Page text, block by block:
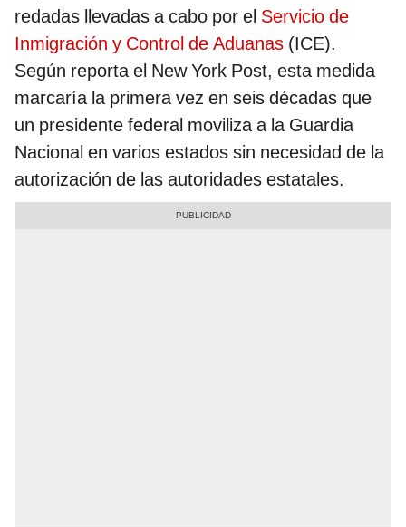
redadas llevadas a cabo por el Servicio de
Inmigración y Control de Aduanas (ICE).
Según reporta el New York Post, esta medida
marcaría la primera vez en seis décadas que
un presidente federal moviliza a la Guardia
Nacional en varios estados sin necesidad de la
autorización de las autoridades estatales.